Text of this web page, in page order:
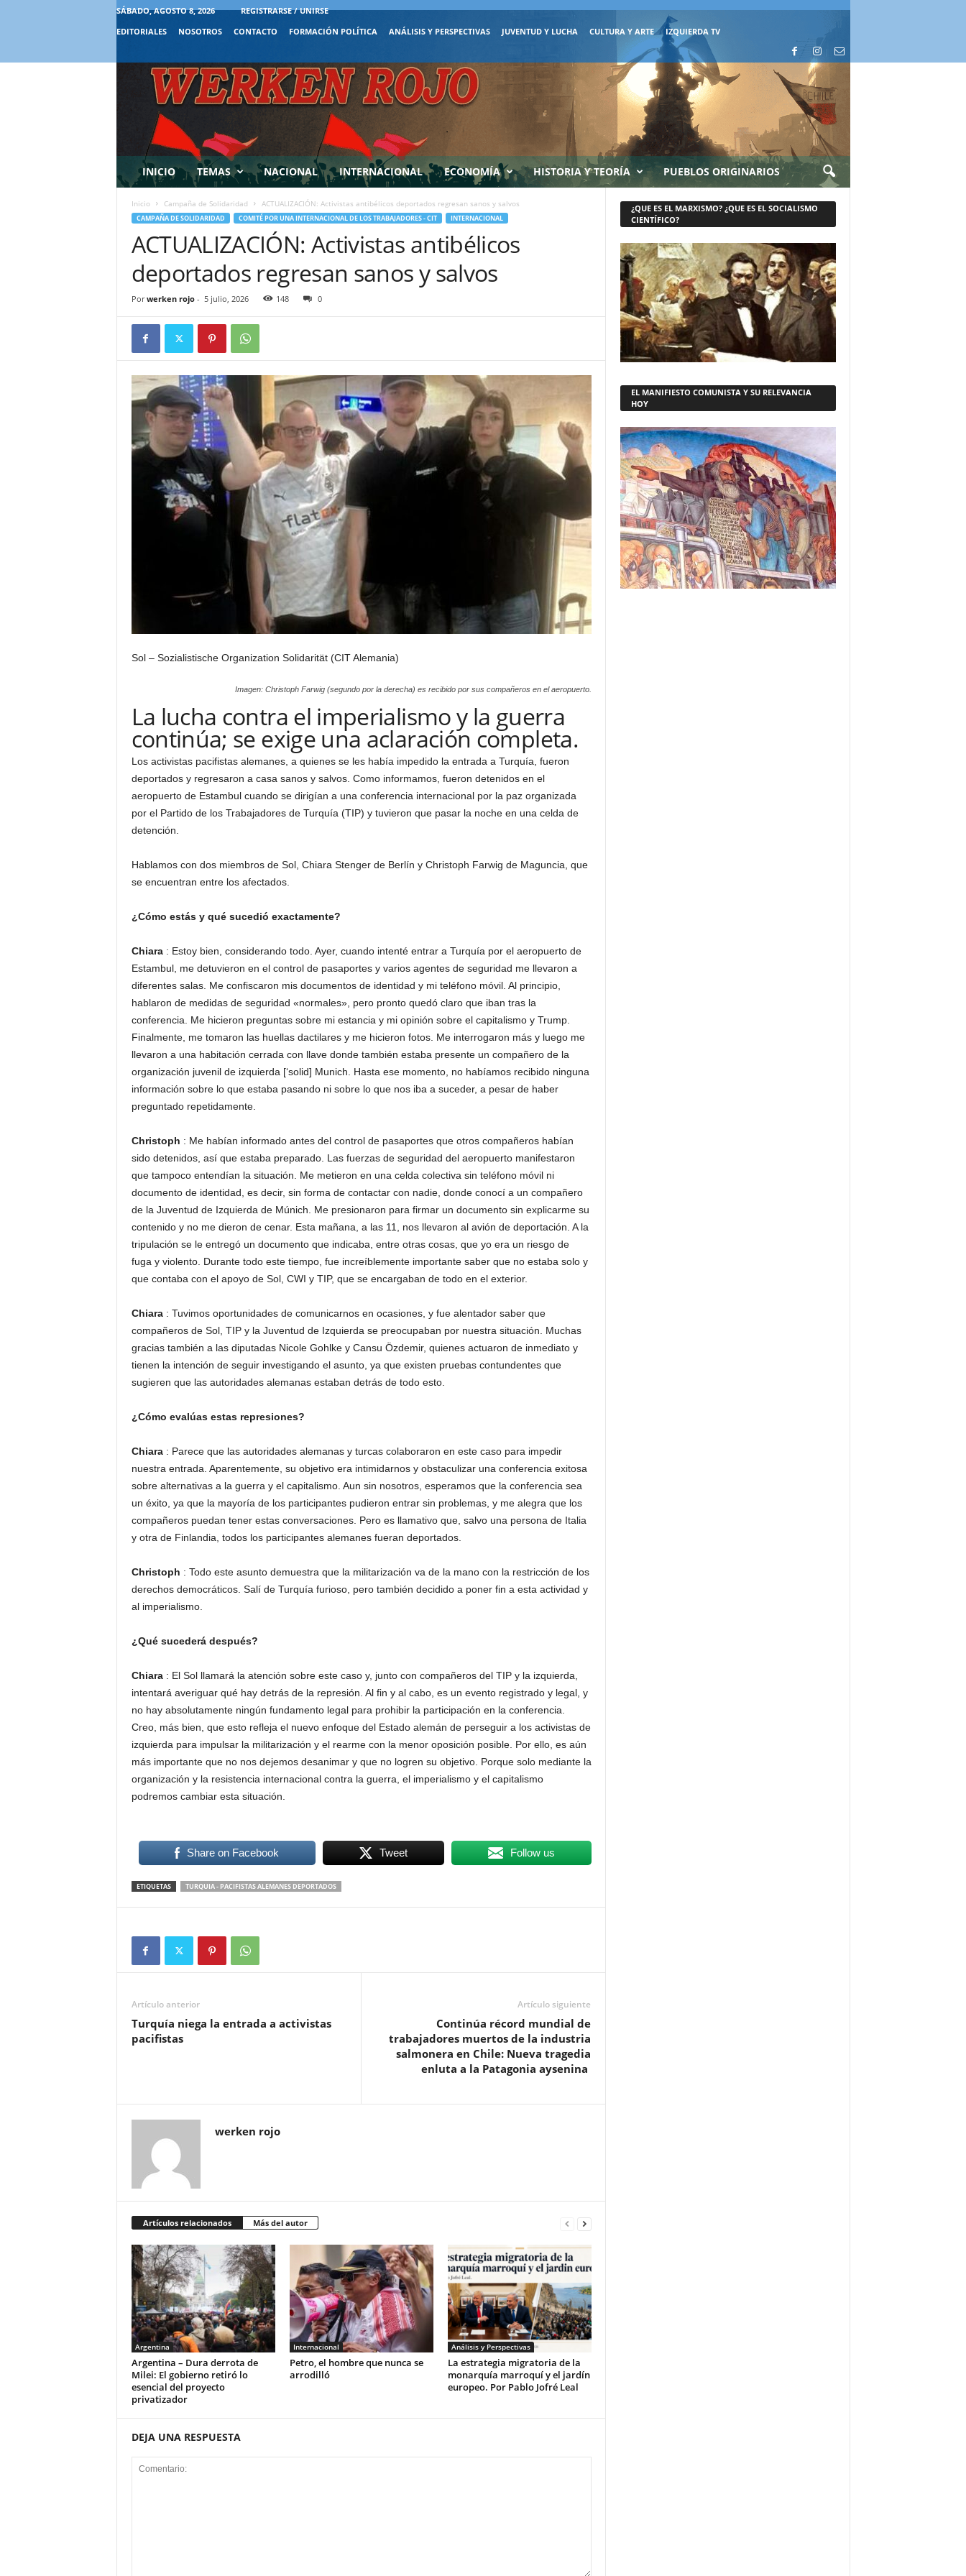
SÁBADO, AGOSTO 8, 2026
REGISTRARSE / UNIRSE
EDITORIALES
NOSOTROS CONTACTO FORMACIÓN POLÍTICA ANÁLISIS Y PERSPECTIVAS JUVENTUD Y LUCHA CULTURA Y ARTE IZQUIERDA TV
INICIO TEMAS NACIONAL INTERNACIONAL ECONOMÍA HISTORIA Y TEORÍA PUEBLOS ORIGINARIOS
Inicio Campaña de Solidaridad ACTUALIZACIÓN: Activistas antibélicos deportados regresan sanos y salvos
CAMPAÑA DE SOLIDARIDAD COMITÉ POR UNA INTERNACIONAL DE LOS TRABAJADORES - CIT INTERNACIONAL
ACTUALIZACIÓN: Activistas antibélicos
deportados regresan sanos y salvos
Por werken rojo- 5 julio, 2026 148 0
Sol – Sozialistische Organization Solidarität (CIT Alemania)
Imagen: Christoph Farwig (segundo por la derecha) es recibido por sus compañeros en el aeropuerto.
La lucha contra el imperialismo y la guerra
continúa; se exige una aclaración completa.
Los activistas pacifistas alemanes, a quienes se les había impedido la entrada a Turquía , fueron
deportados y regresaron a casa sanos y salvos. Como informamos, fueron detenidos en el
aeropuerto de Estambul cuando se dirigían a una conferencia internacional por la paz organizada
por el Partido de los Trabajadores de Turquía (TIP) y tuvieron que pasar la noche en una celda de
detención.
Hablamos con dos miembros de Sol, Chiara Stenger de Berlín y Christoph Farwig de Maguncia, que
se encuentran entre los afectados.
¿Cómo estás y qué sucedió exactamente?
Chiara: Estoy bien, considerando todo. Ayer, cuando intenté entrar a Turquía por el aeropuerto de
Estambul, me detuvieron en el control de pasaportes y varios agentes de seguridad me llevaron a
diferentes salas. Me confiscaron mis documentos de identidad y mi teléfono móvil. Al principio,
hablaron de medidas de seguridad «normales», pero pronto quedó claro que iban tras la
conferencia. Me hicieron preguntas sobre mi estancia y mi opinión sobre el capitalismo y Trump.
Finalmente, me tomaron las huellas dactilares y me hicieron fotos. Me interrogaron más y luego me
llevaron a una habitación cerrada con llave donde también estaba presente un compañero de la
organización juvenil de izquierda [‘solid] Munich. Hasta ese momento, no habíamos recibido ninguna
información sobre lo que estaba pasando ni sobre lo que nos iba a suceder, a pesar de haber
preguntado repetidamente.
Christoph : Me habían informado antes del control de pasaportes que otros compañeros habían
sido detenidos, así que estaba preparado. Las fuerzas de seguridad del aeropuerto manifestaron
que tampoco entendían la situación. Me metieron en una celda colectiva sin teléfono móvil ni
documento de identidad, es decir, sin forma de contactar con nadie, donde conocí a un compañero
de la Juventud de Izquierda de Múnich. Me presionaron para firmar un documento sin explicarme su
contenido y no me dieron de cenar. Esta mañana, a las 11, nos llevaron al avión de deportación. A la
tripulación se le entregó un documento que indicaba, entre otras cosas, que yo era un riesgo de
fuga y violento. Durante todo este tiempo, fue increíblemente importante saber que no estaba solo y
que contaba con el apoyo de Sol, CWI y TIP, que se encargaban de todo en el exterior.
Chiara: Tuvimos oportunidades de comunicarnos en ocasiones, y fue alentador saber que
compañeros de Sol, TIP y la Juventud de Izquierda se preocupaban por nuestra situación. Muchas
gracias también a las diputadas Nicole Gohlke y Cansu Özdemir, quienes actuaron de inmediato y
tienen la intención de seguir investigando el asunto, ya que existen pruebas contundentes que
sugieren que las autoridades alemanas estaban detrás de todo esto.
¿Cómo evalúas estas represiones?
Chiara: Parece que las autoridades alemanas y turcas colaboraron en este caso para impedir
nuestra entrada. Aparentemente, su objetivo era intimidarnos y obstaculizar una conferencia exitosa
sobre alternativas a la guerra y el capitalismo. Aun sin nosotros, esperamos que la conferencia sea
un éxito, ya que la mayoría de los participantes pudieron entrar sin problemas, y me alegra que los
compañeros puedan tener estas conversaciones. Pero es llamativo que, salvo una persona de Italia
y otra de Finlandia, todos los participantes alemanes fueran deportados.
Christoph : Todo este asunto demuestra que la militarización va de la mano con la restricción de los
derechos democráticos. Salí de Turquía furioso, pero también decidido a poner fin a esta actividad y
al imperialismo.
¿Qué sucederá después?
Chiara: El Sol llamará la atención sobre este caso y, junto con compañeros del TIP y la izquierda,
intentará averiguar qué hay detrás de la represión. Al fin y al cabo, es un evento registrado y legal, y
no hay absolutamente ningún fundamento legal para prohibir la participación en la conferencia.
Creo, más bien, que esto refleja el nuevo enfoque del Estado alemán de perseguir a los activistas de
izquierda para impulsar la militarización y el rearme con la menor oposición posible. Por ello, es aún
más importante que no nos dejemos desanimar y que no logren su objetivo. Porque solo mediante la
organización y la resistencia internacional contra la guerra, el imperialismo y el capitalismo
podremos cambiar esta situación.
Share on Facebook Tweet Follow us
ETIQUETAS TURQUIA - PACIFISTAS ALEMANES DEPORTADOS
Artículo anterior
Turquía niega la entrada a activistas
pacifistas
Artículo siguiente
Continúa récord mundial de
trabajadores muertos de la industria
salmonera en Chile: Nueva tragedia
enluta a la Patagonia aysenina
werken rojo
Artículos relacionados Más del autor
Argentina
Argentina – Dura derrota de
Milei: El gobierno retiró lo
esencial del proyecto
privatizador
Internacional
Petro, el hombre que nunca se
arrodilló
Análisis y Perspectivas
La estrategia migratoria de la
monarquía marroquí y el jardín
europeo. Por Pablo Jofré Leal
DEJA UNA RESPUESTA
¿QUE ES EL MARXISMO? ¿QUE ES EL SOCIALISMO
CIENTÍFICO?
EL MANIFIESTO COMUNISTA Y SU RELEVANCIA
HOY